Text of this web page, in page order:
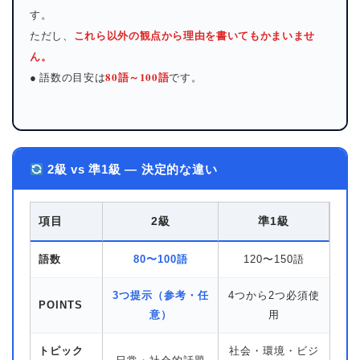
す。
ただし、 これら以外の観点から理由を書いてもかまいませ
ん。
● 語数の目安は80語～100語です。
2級 vs 準1級 — 決定的な違い
項目 2級 準1級
語数 80〜100語 120〜150語
POINTS
3つ提示（参考・任
意）
4つから2つ必須使
用
トピック
社会・環境・ビジ